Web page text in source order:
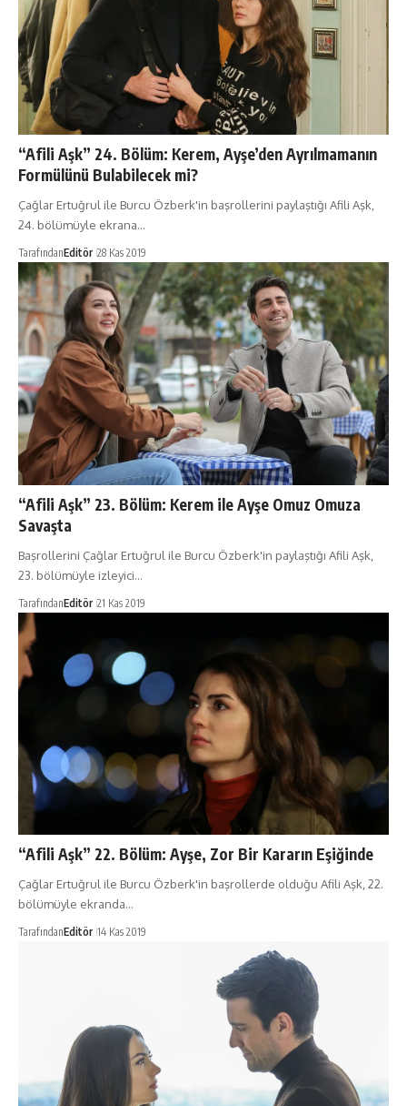
“Afili Aşk” 24. Bölüm: Kerem, Ayşe’den Ayrılmamanın
Formülünü Bulabilecek mi?
Çağlar Ertuğrul ile Burcu Özberk'in başrollerini paylaştığı Afili Aşk,
24. bölümüyle ekrana…
TarafındanEditör 28 Kas 2019
“Afili Aşk” 23. Bölüm: Kerem ile Ayşe Omuz Omuza
Savaşta
Başrollerini Çağlar Ertuğrul ile Burcu Özberk'in paylaştığı Afili Aşk,
23. bölümüyle izleyici…
TarafındanEditör 21 Kas 2019
“Afili Aşk” 22. Bölüm: Ayşe, Zor Bir Kararın Eşiğinde
Çağlar Ertuğrul ile Burcu Özberk'in başrollerde olduğu Afili Aşk, 22.
bölümüyle ekranda…
TarafındanEditör 14 Kas 2019